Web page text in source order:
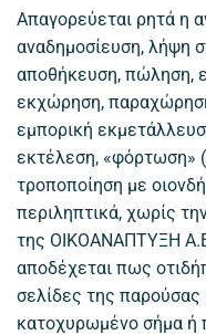
Απαγορεύεται ρητά η
αναδημοσίευση, λήψη
αποθήκευση, πώληση,
εκχώρηση,
εμπορική
εκτέλεση, «φόρτωση»
τροποποίηση με
περιληπτικά, χωρίς
της ΟΙΚΟΑΝΑΠΤΥΞΗ
αποδέχεται πως
σελίδες της παρούσας
κατοχυρωμένο σήμα ή